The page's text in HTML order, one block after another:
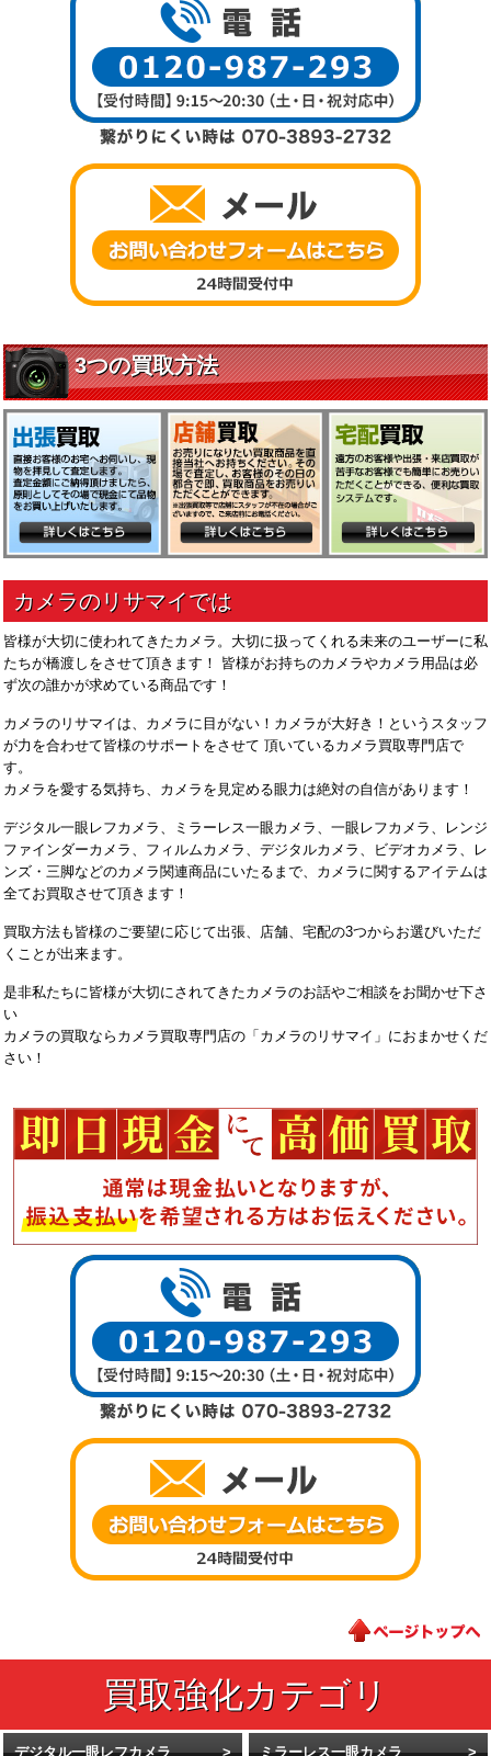
皆様が大切に使われてきたカメラ。大切に扱ってくれる未来のユーザーに私
たちが橋渡しをさせて頂きます！ 皆様がお持ちのカメラやカメラ用品は必
ず次の誰かが求めている商品です！
カメラのリサマイは、カメラに目がない！カメラが大好き！というスタッフ
が力を合わせて皆様のサポートをさせて 頂いているカメラ買取専門店で
す。
カメラを愛する気持ち、カメラを見定める眼力は絶対の自信があります！
デジタル一眼レフカメラ、ミラーレス一眼カメラ、一眼レフカメラ、レンジ
ファインダーカメラ、フィルムカメラ、デジタルカメラ、ビデオカメラ、レ
ンズ・三脚などのカメラ関連商品にいたるまで、カメラに関するアイテムは
全てお買取させて頂きます！
買取方法も皆様のご要望に応じて出張、店舗、宅配の3つからお選びいただ
くことが出来ます。
是非私たちに皆様が大切にされてきたカメラのお話やご相談をお聞かせ下さ
い
カメラの買取ならカメラ買取専門店の「カメラのリサマイ」におまかせくだ
さい！
デジタル一眼レフカメラ ミラーレス一眼カメラ